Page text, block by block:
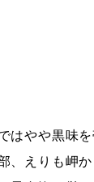
はやや黒味
、えりも岬